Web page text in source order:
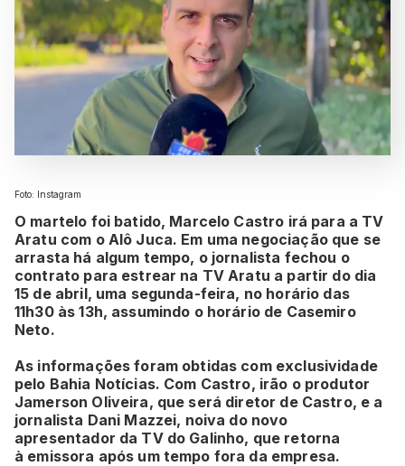
Foto: Instagram
O martelo foi batido, Marcelo Castro irá para a TV
Aratu com o Alô Juca. Em uma negociação que se
arrasta há algum tempo, o jornalista fechou o
contrato para estrear na TV Aratu a partir do dia
15 de abril, uma segunda-feira, no horário das
11h30 às 13h, assumindo o horário de Casemiro
Neto.
As informações foram obtidas com exclusividade
pelo Bahia Notícias. Com Castro, irão o produtor
Jamerson Oliveira, que será diretor de Castro, e a
jornalista Dani Mazzei, noiva do novo
apresentador da TV do Galinho, que retorna
à emissora após um tempo fora da empresa.